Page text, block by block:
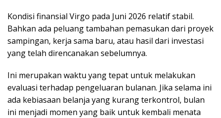
Kondisi finansial Virgo pada Juni 2026 relatif stabil.
Bahkan ada peluang tambahan pemasukan dari proyek
sampingan, kerja sama baru, atau hasil dari investasi
yang telah direncanakan sebelumnya.
Ini merupakan waktu yang tepat untuk melakukan
evaluasi terhadap pengeluaran bulanan. Jika selama ini
ada kebiasaan belanja yang kurang terkontrol, bulan
ini menjadi momen yang baik untuk kembali menata